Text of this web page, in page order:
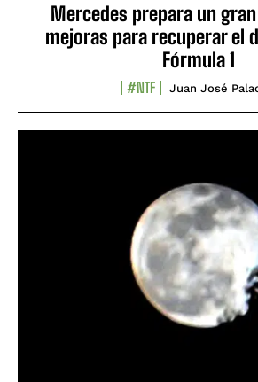
Mercedes prepara un
mejoras para recuperar el
Fórmula 1
#NTF Juan José